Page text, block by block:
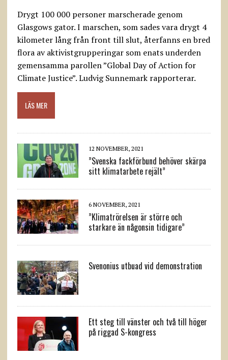
Drygt 100 000 personer marscherade genom
Glasgows gator. I marschen, som sades vara drygt 4
kilometer lång från front till slut, återfanns en bred
flora av aktivistgrupperingar som enats underden
gemensamma parollen ”Global Day of Action for
Climate Justice”. Ludvig Sunnemark rapporterar.
LÄS MER
12 NOVEMBER, 2021
”Svenska fackförbund behöver skärpa
sitt klimatarbete rejält”
6 NOVEMBER, 2021
”Klimatrörelsen är större och
starkare än någonsin tidigare”
Svenonius utbuad vid demonstration
Ett steg till vänster och två till höger
på riggad S-kongress